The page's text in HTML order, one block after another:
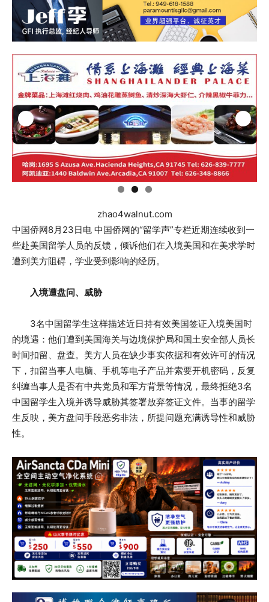
zhao4walnut.com
中国侨网8月23日电 中国侨网的“留学声”专栏近期连续收到一
些赴美国留学人员的反馈，倾诉他们在入境美国和在美求学时
遭到美方阻碍，学业受到影响的经历。
入境遭盘问、威胁
3名中国留学生这样描述近日持有效美国签证入境美国时
的境遇：他们遭到美国海关与边境保护局和国土安全部人员长
时间扣留、盘查。美方人员在缺少事实依据和有效许可的情况
下，扣留当事人电脑、手机等电子产品并索要开机密码，反复
纠缠当事人是否有中共党员和军方背景等情况，最终拒绝3名
中国留学生入境并诱导威胁其签署放弃签证文件。当事的留学
生反映，美方盘问手段恶劣非法，所提问题充满诱导性和威胁
性。